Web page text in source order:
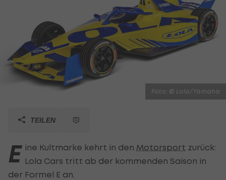
Foto: © Lola/Yamaha
TEILEN
E ine Kultmarke kehrt in den Motorsport zurück:
Lola Cars tritt ab der kommenden Saison in
der Formel E an.